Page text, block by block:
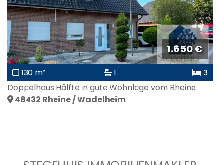
1.650 €
130 m² 1
3
Doppelhaus Hälfte in gute Wohnlage vom Rheine
48432 Rheine / Wadelheim